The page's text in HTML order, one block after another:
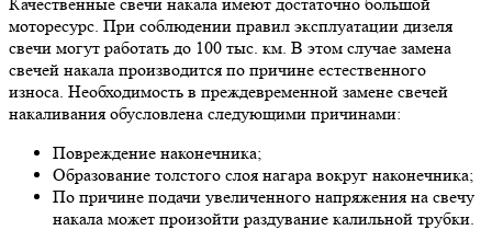
моторесурс. При соблюдении правил эксплуатации дизеля
свечи могут работать до 100 тыс. км. В этом случае замена
свечей накала производится по причине естественного
износа. Необходимость в преждевременной замене свечей
накаливания обусловлена следующими причинами:
Повреждение наконечника;
Образование толстого слоя нагара вокруг наконечника;
По причине подачи увеличенного напряжения на свечу
накала может произойти раздувание калильной трубки.